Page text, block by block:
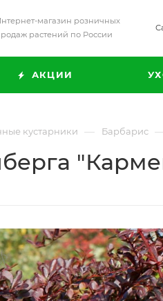
магазин розничных
растений по России
АКЦИИ
кустарники — Барбарис